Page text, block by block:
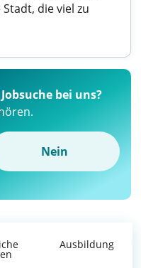
die viel zu
bei uns?
Nein
Ausbildung